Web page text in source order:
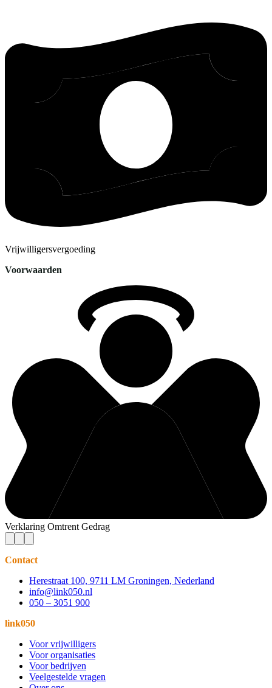
Vrijwilligersvergoeding
Voorwaarden
Verklaring Omtrent Gedrag
Contact
Herestraat 100, 9711 LM Groningen, Nederland
info@link050.nl
050 – 3051 900
link050
Voor vrijwilligers
Voor organisaties
Voor bedrijven
Veelgestelde vragen